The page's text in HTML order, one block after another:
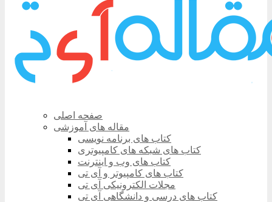
صفحه اصلی
مقاله های آموزشی
کتاب های برنامه نویسی
کتاب های شبکه های کامپیوتری
کتاب های وب و اینترنت
کتاب های کامپیوتر و آی تی
مجلات الکترونیکی آی تی
کتاب های درسی و دانشگاهی آی تی